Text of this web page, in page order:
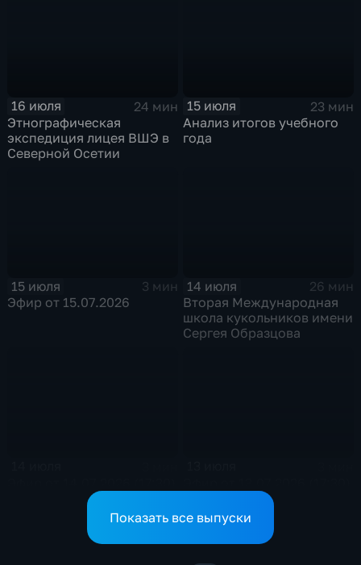
16 июля
24 мин
Этнографическая
экспедиция лицея ВШЭ в
Северной Осетии
15 июля
23 мин
Анализ итогов учебного
года
15 июля
3 мин
Эфир от 15.07.2026
14 июля
26 мин
Вторая Международная
школа кукольников имени
Сергея Образцова
Показать все выпуски